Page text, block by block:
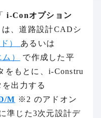
i-Conオプション
は、道路設計CADシ
） あるいは
）
で作成した平
をもとに、i-Constru
出力する
M ※2 のアドオン
準じた3次元設計デ